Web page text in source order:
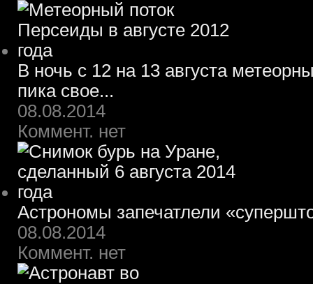
В ночь с 12 на 13 августа
пика свое...
08.08.2014
Коммент. нет
Астрономы запечатлели
08.08.2014
Коммент. нет